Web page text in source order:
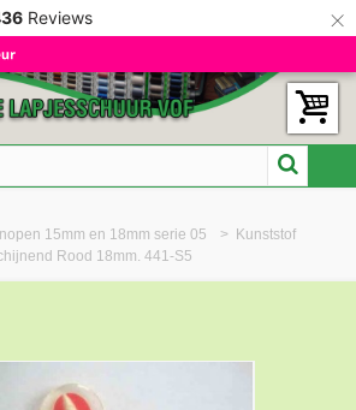
Reviews ×
15mm en 18mm serie 05
> Kunststof
Rood 18mm. 441-S5